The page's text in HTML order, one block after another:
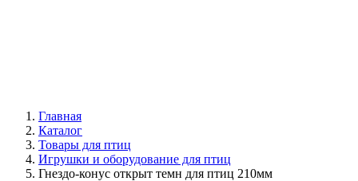
Главная
Каталог
Товары для птиц
Игрушки и оборудование для птиц
Гнездо-конус открыт темн для птиц 210мм